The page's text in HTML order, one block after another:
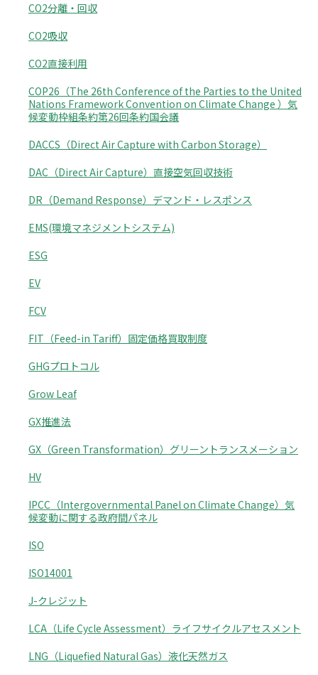
CO2分離・回収
CO2吸収
CO2直接利用
COP26（The 26th Conference of the Parties to the United
Nations Framework Convention on Climate Change ）気
候変動枠組条約第26回条約国会議
DACCS（Direct Air Capture with Carbon Storage）
DAC（Direct Air Capture）直接空気回収技術
DR（Demand Response）デマンド・レスポンス
EMS(環境マネジメントシステム)
ESG
EV
FCV
FIT（Feed-in Tariff）固定価格買取制度
GHGプロトコル
Grow Leaf
GX推進法
GX（Green Transformation）グリーントランスメーション
HV
IPCC（Intergovernmental Panel on Climate Change）気
候変動に関する政府間パネル
ISO
ISO14001
J-クレジット
LCA（Life Cycle Assessment）ライフサイクルアセスメント
LNG（Liquefied Natural Gas）液化天然ガス